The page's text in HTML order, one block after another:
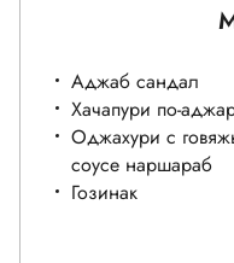
Аджаб сандал
Хачапури по-
Оджахури с
соусе наршараб
Гозинак